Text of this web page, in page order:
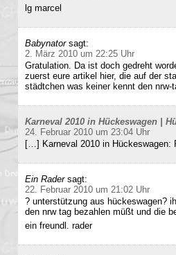
lg marcel
Babynator sagt:
2. März 2010 um 22:25 Uhr
Gratulation. Da ist doch gedreht
zuerst eure artikel hier, die auf der
städtchen was keiner kennt den nrw-
Karneval 2010 in Hückeswagen |
24. Februar 2010 um 23:04 Uhr
[…] Karneval 2010 in Hückeswagen:
Ein Rader sagt:
22. Februar 2010 um 21:02 Uhr
? unterstützung aus hückeswagen?
den nrw tag bezahlen müßt und die
ein freundl. rader